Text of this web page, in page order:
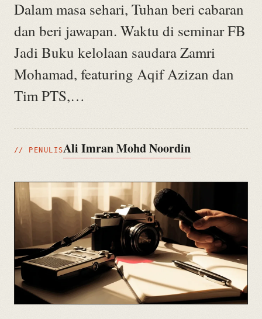
Dalam masa sehari, Tuhan beri cabaran
dan beri jawapan. Waktu di seminar FB
Jadi Buku kelolaan saudara Zamri
Mohamad, featuring Aqif Azizan dan
Tim PTS,…
// PENULISAli Imran Mohd Noordin